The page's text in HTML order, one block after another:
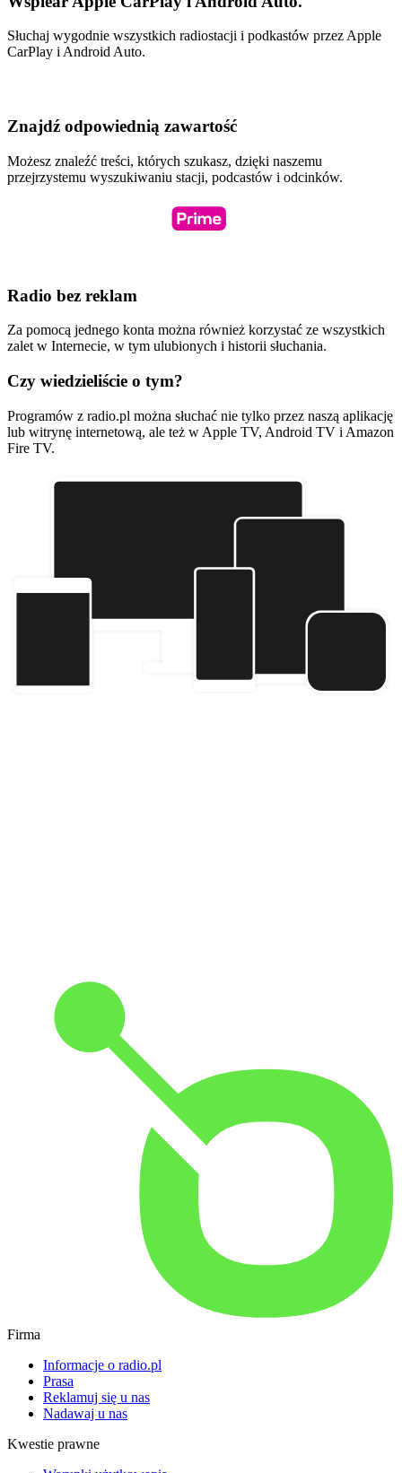
Słuchaj wygodnie wszystkich radiostacji i podkastów przez Apple
CarPlay i Android Auto.
Znajdź odpowiednią zawartość
Możesz znaleźć treści, których szukasz, dzięki naszemu
przejrzystemu wyszukiwaniu stacji, podcastów i odcinków.
Radio bez reklam
Za pomocą jednego konta można również korzystać ze wszystkich
zalet w Internecie, w tym ulubionych i historii słuchania.
Czy wiedzieliście o tym?
Programów z radio.pl można słuchać nie tylko przez naszą aplikację
lub witrynę internetową, ale też w Apple TV, Android TV i Amazon
Fire TV.
Firma
Informacje o radio.pl
Prasa
Reklamuj się u nas
Nadawaj u nas
Kwestie prawne